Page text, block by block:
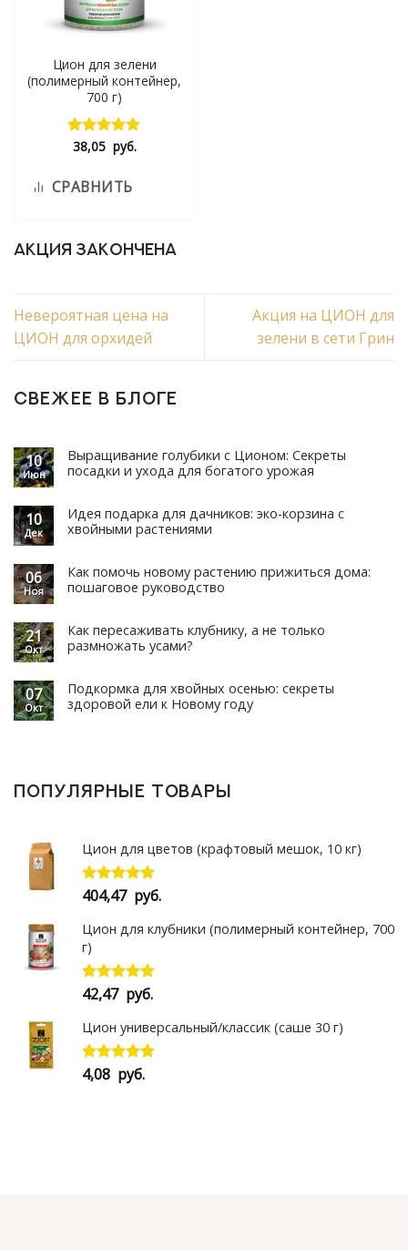
Цион для зелени
(полимерный контейнер,
700 г)
Оценка
из 5
38,05 руб.
СРАВНИТЬ
АКЦИЯ ЗАКОНЧЕНА
Невероятная цена на
ЦИОН для орхидей
Акция на ЦИОН для
зелени в сети Грин
СВЕЖЕЕ В БЛОГЕ
10
Июн
Выращивание голубики с Ционом: Секреты
посадки и ухода для богатого урожая
10
Дек
Идея подарка для дачников: эко-корзина с
хвойными растениями
06
Ноя
Как помочь новому растению прижиться дома:
пошаговое руководство
21
Окт
Как пересаживать клубнику, а не только
размножать усами?
07
Окт
Подкормка для хвойных осенью: секреты
здоровой ели к Новому году
ПОПУЛЯРНЫЕ ТОВАРЫ
Цион для цветов (крафтовый мешок, 10 кг)
Оценка
из 5
404,47 руб.
Цион для клубники (полимерный контейнер, 700
г)
Оценка
из 5
42,47 руб.
Цион универсальный/классик (саше 30 г)
Оценка
из 5
4,08 руб.